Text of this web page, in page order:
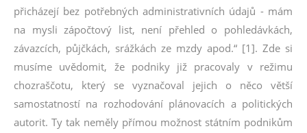
přicházejí bez potřebných administrativních údajů - mám
na mysli zápočtový list, není přehled o pohledávkách,
závazcích, půjčkách, srážkách ze mzdy apod.“ [1]. Zde si
musíme uvědomit, že podniky již pracovaly v režimu
chozraščotu, který se vyznačoval jejich o něco větší
samostatností na rozhodování plánovacích a politických
autorit. Ty tak neměly přímou možnost státním podnikům